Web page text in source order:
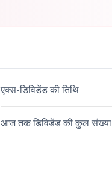
एक्स-डिविडेंड की तिथि
आज तक डिविडेंड की कुल संख्या